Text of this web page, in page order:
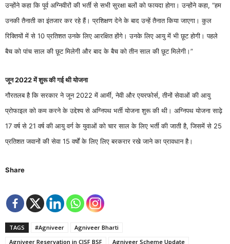
उन्होंने कहा कि पूर्व अग्निवीरों की भर्ती से सभी सुरक्षा बलों को फायदा होगा। उन्होंने कहा, “हम
उनकी तैनाती का इंतजार कर रहे हैं। प्रशिक्षण देने के बाद उन्हें तैनात किया जाएगा। कुल
रिक्तियों में से 10 प्रतिशत उनके लिए आरक्षित होंगे। उनके लिए आयु में भी छूट होगी। पहले
बैच को पांच साल की छूट मिलेगी और बाद के बैच को तीन साल की छूट मिलेगी।”
जून 2022 में शुरू की गई थी योजना
गौरतलब है कि सरकार ने जून 2022 में आर्मी, नेवी और एयरफोर्स, तीनों सेवाओं की आयु
प्रोफाइल को कम करने के उद्देश्य से अग्निपथ भर्ती योजना शुरू की थी। अग्निपथ योजना साढ़े
17 वर्ष से 21 वर्ष की आयु वर्ग के युवाओं को चार साल के लिए भर्ती की जाती है, जिसमें से 25
प्रतिशत जवानों की सेवा 15 वर्षों के लिए लिए बरकरार रखे जाने का प्रावधान है।
Share
TAGS #Agniveer
Agniveer Bharti
Agniveer Reservation in CISF BSF
Agniveer Scheme Update